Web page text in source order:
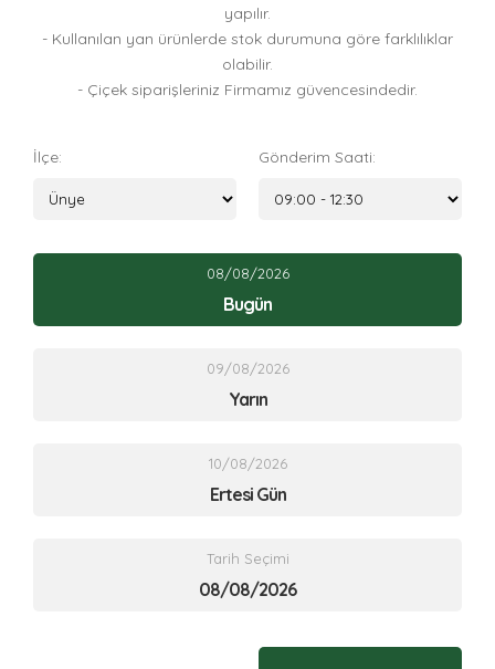
yapılır.
- Kullanılan yan ürünlerde stok durumuna göre farklılıklar
olabilir.
- Çiçek siparişleriniz Firmamız güvencesindedir.
İlçe: Gönderim Saati:
08/08/2026
Bugün
09/08/2026
Yarın
10/08/2026
Ertesi Gün
Tarih Seçimi